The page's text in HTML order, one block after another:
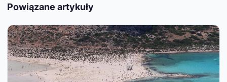
Powiązane artykuły